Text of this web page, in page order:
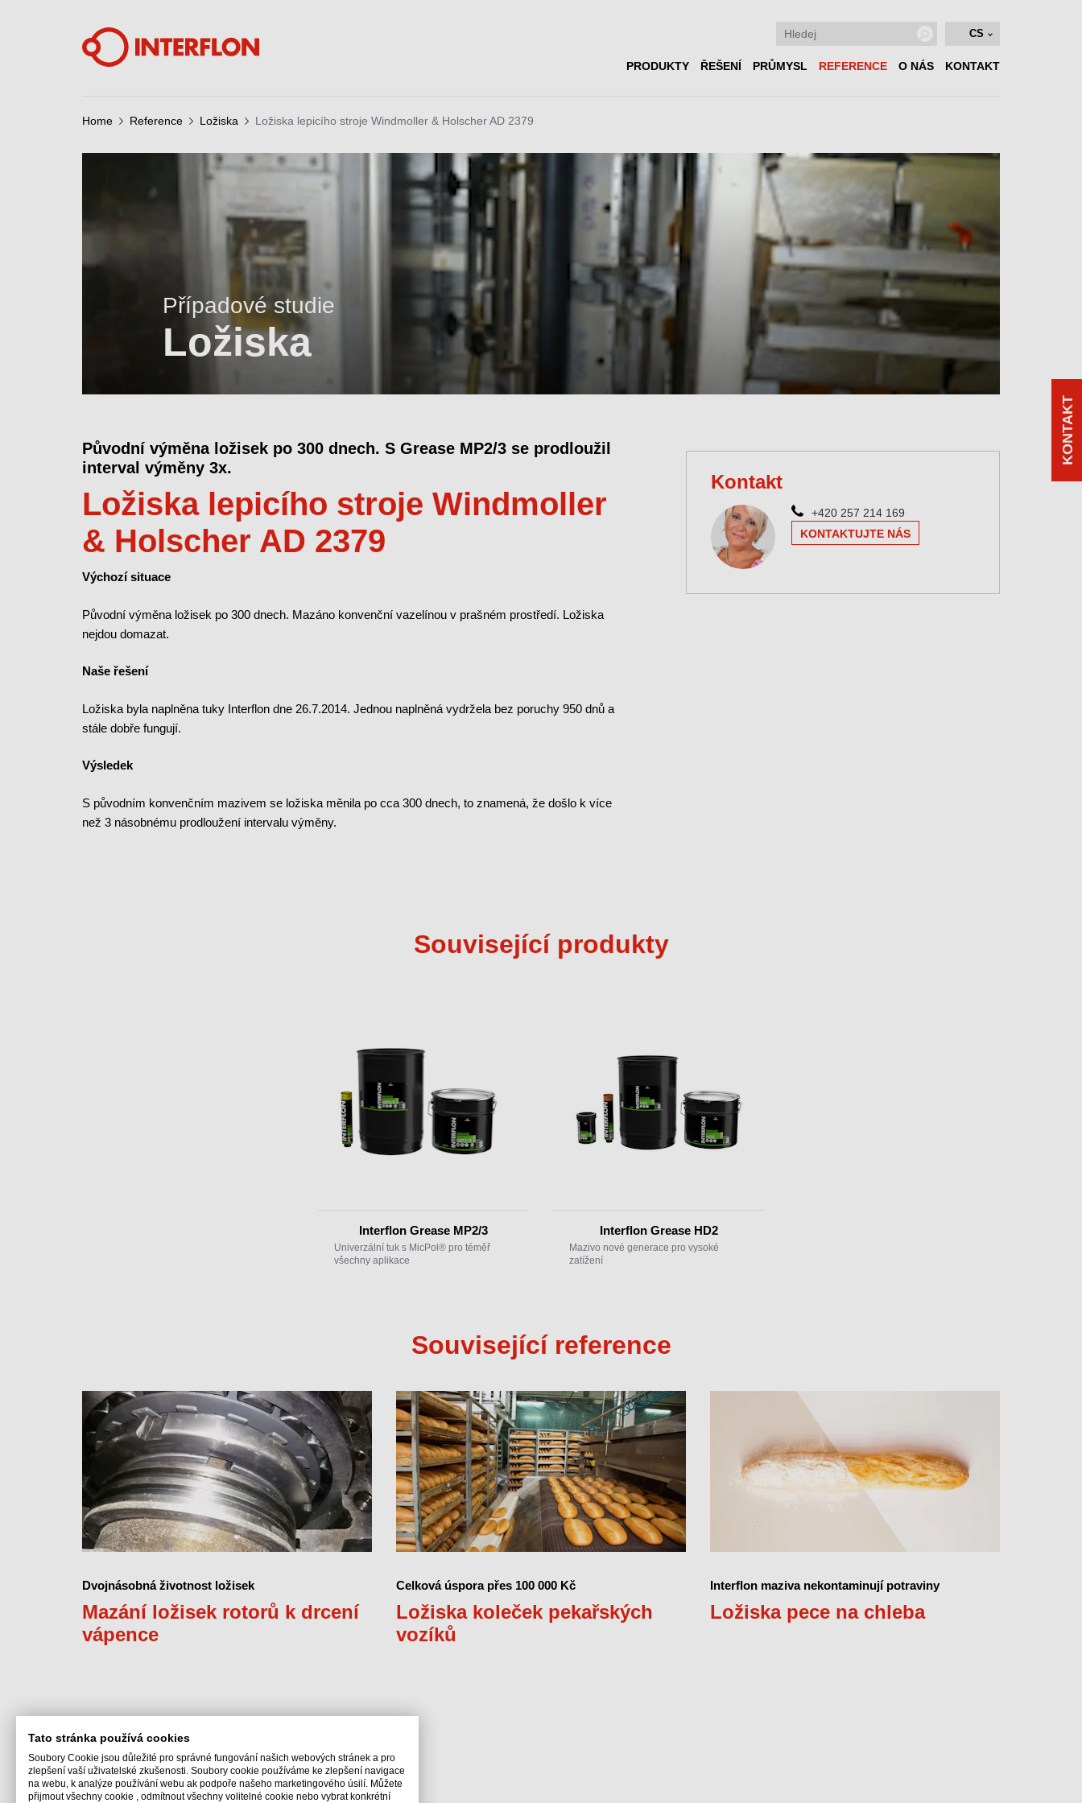
CS
PRODUKTY ŘEŠENÍ PRŮMYSL REFERENCE O NÁS KONTAKT
Home Reference Ložiska Ložiska lepicího stroje Windmoller & Holscher AD 2379
Případové studie
Ložiska
Původní výměna ložisek po 300 dnech. S Grease MP2/3 se prodloužil
interval výměny 3x.
Ložiska lepicího stroje Windmoller
& Holscher AD 2379
Výchozí situace
Původní výměna ložisek po 300 dnech. Mazáno konvenční vazelínou v prašném prostředí. Ložiska
nejdou domazat.
Naše řešení
Ložiska byla naplněna tuky Interflon dne 26.7.2014. Jednou naplněná vydržela bez poruchy 950 dnů a
stále dobře fungují.
Výsledek
S původním konvenčním mazivem se ložiska měnila po cca 300 dnech, to znamená, že došlo k více
než 3 násobnému prodloužení intervalu výměny.
Kontakt
+420 257 214 169
KONTAKTUJTE NÁS
Související produkty
Interflon Grease MP2/3
Univerzální tuk s MicPol® pro téměř
všechny aplikace
Interflon Grease HD2
Mazivo nové generace pro vysoké
zatížení
Související reference
Dvojnásobná životnost ložisek
Mazání ložisek rotorů k drcení
vápence
Celková úspora přes 100 000 Kč
Ložiska koleček pekařských
vozíků
Interflon maziva nekontaminují potraviny
Ložiska pece na chleba
KONTAKT
Tato stránka používá cookies
Soubory Cookie jsou důležité pro správné fungování našich webových stránek a pro
zlepšení vaší uživatelské zkušenosti. Soubory cookie používáme ke zlepšení navigace
na webu, k analýze používání webu ak podpoře našeho marketingového úsilí. Můžete
přijmout všechny cookie , odmítnout všechny volitelné cookie nebo vybrat konkrétní